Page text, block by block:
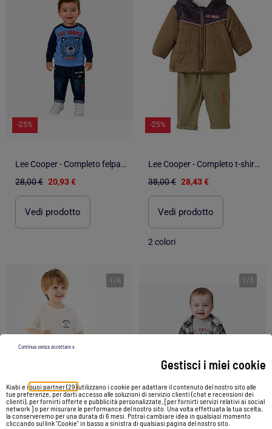
Gestisci i miei cookie
Kiabi e i suoi partner (29)utilizzano i cookie per adattare il contenuto del nostro sito alle
tue preferenze, per darti accesso alle soluzioni di servizio clienti (chat e recensioni dei
clienti), per fornirti offerte e pubblicità personalizzate, [per fornirti servizi relativi ai social
network ] o per misurare le performance del nostro sito. Una volta effettuata la tua scelta,
la conserveremo per una durata di 6 mesi. Potrai cambiare idea in qualsiasi momento
cliccando sul link "Cookie" in basso a sinistra di qualsiasi pagina del nostro sito.
Continua senza accettare x
-25%
Lee Cooper - Completo felpa e pantalone neonato
28,00 € 20,93 €
Vedi prodotto
-25%
Lee Cooper - Completo t-shirt manica lunga con cappotto e pantalone neonato
38,00 € 28,43 €
Vedi prodotto
2 colori
1 / 6 1 / 5
-25%